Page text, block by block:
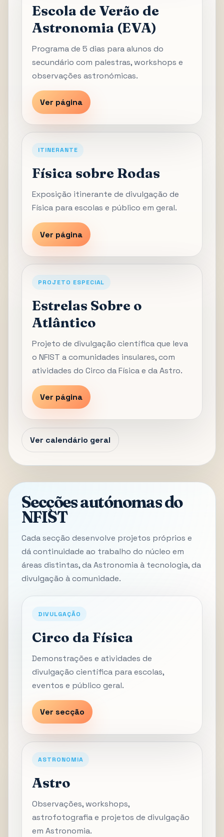
Escola de Verão de
Astronomia (EVA)
Programa de 5 dias para alunos do
secundário com palestras, workshops e
observações astronómicas.
Ver página
ITINERANTE
Física sobre Rodas
Exposição itinerante de divulgação de
Física para escolas e público em geral.
Ver página
PROJETO ESPECIAL
Estrelas Sobre o
Atlântico
Projeto de divulgação científica que leva
o NFIST a comunidades insulares, com
atividades do Circo da Física e da Astro.
Ver página
Ver calendário geral
Secções autónomas do
NFIST
Cada secção desenvolve projetos próprios e
dá continuidade ao trabalho do núcleo em
áreas distintas, da Astronomia à tecnologia, da
divulgação à comunidade.
DIVULGAÇÃO
Circo da Física
Demonstrações e atividades de
divulgação científica para escolas,
eventos e público geral.
Ver secção
ASTRONOMIA
Astro
Observações, workshops,
astrofotografia e projetos de divulgação
em Astronomia.